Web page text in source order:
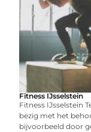
Fitness IJsselstein
Fitness IJsselstein
bezig met het
bijvoorbeeld door